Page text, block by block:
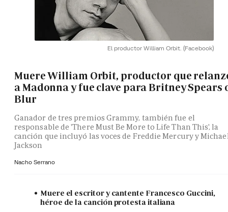
El productor William Orbit. (Facebook)
Muere William Orbit, productor que
a Madonna y fue clave para Britney Spears
Blur
Ganador de tres premios Grammy, también fue el
responsable de 'There Must Be More to Life Than This', la
canción que incluyó las voces de Freddie Mercury y
Jackson
Nacho Serrano
Muere el escritor y cantente Francesco Guccini,
héroe de la canción protesta italiana